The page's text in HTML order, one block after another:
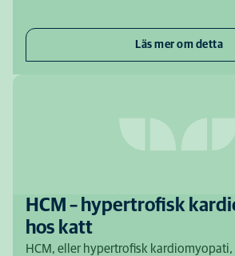
Läs mer om detta
HCM – hypertrofisk
hos katt
HCM, eller hypertrofisk kardiomyopati,